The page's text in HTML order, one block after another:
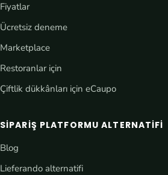
Fiyatlar
Ücretsiz deneme
Marketplace
Restoranlar için
Çiftlik dükkânları için eCaupo
SIPARIŞ PLATFORMU ALTERNATIFI
Blog
Lieferando alternatifi